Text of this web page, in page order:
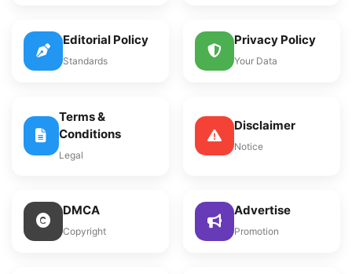
Editorial Policy
Standards
Privacy Policy
Your Data
Terms &
Conditions
Legal
Disclaimer
Notice
DMCA
Copyright
Advertise
Promotion